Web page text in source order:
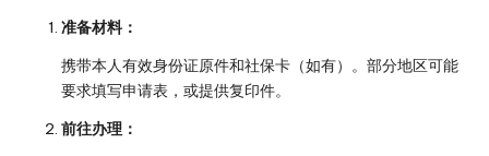
准备材料：
携带本人有效身份证原件和社保卡（如有）。部分地区可能
要求填写申请表，或提供复印件。
前往办理：